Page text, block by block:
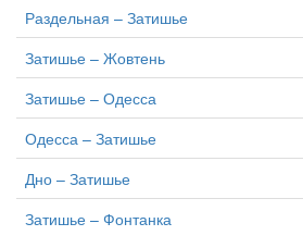
Раздельная – Затишье
Затишье – Жовтень
Затишье – Одесса
Одесса – Затишье
Дно – Затишье
Затишье – Фонтанка